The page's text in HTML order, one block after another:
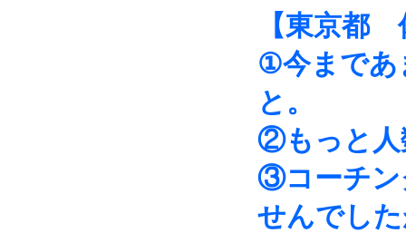
【東京都
①今まであ
と。
②もっと人
③コーチン
せんでし